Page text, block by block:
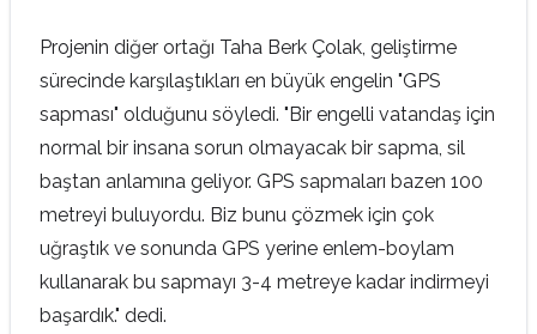
Projenin diğer ortağı Taha Berk Çolak, geliştirme
sürecinde karşılaştıkları en büyük engelin "GPS
sapması" olduğunu söyledi. "Bir engelli vatandaş için
normal bir insana sorun olmayacak bir sapma, sil
baştan anlamına geliyor. GPS sapmaları bazen 100
metreyi buluyordu. Biz bunu çözmek için çok
uğraştık ve sonunda GPS yerine enlem-boylam
kullanarak bu sapmayı 3-4 metreye kadar indirmeyi
başardık." dedi.